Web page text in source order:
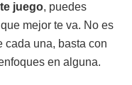
juego, puedes
mejor te va. No es
cada una, basta con
en alguna.